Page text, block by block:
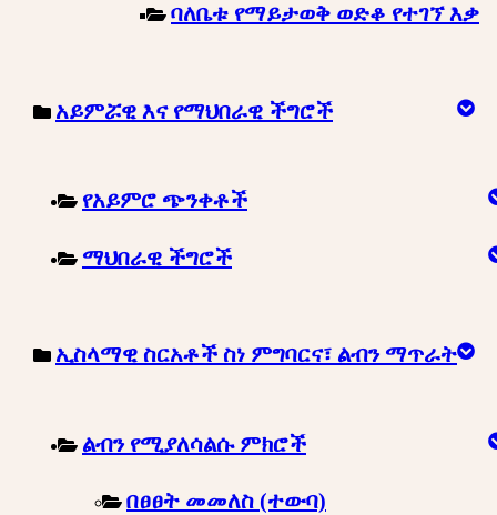
ባለቤቱ የማይታወቅ ወድቆ የተገኘ እቃ
አይምሯዊ እና የማህበራዊ ችግሮች
የአይምሮ ጭንቀቶች
ማህበራዊ ችግሮች
ኢስላማዊ ስርአቶች ስነ ምግባርና፣ ልብን ማጥራት
ልብን የሚያለሳልሱ ምክሮች
በፀፀት መመለስ (ተውባ)